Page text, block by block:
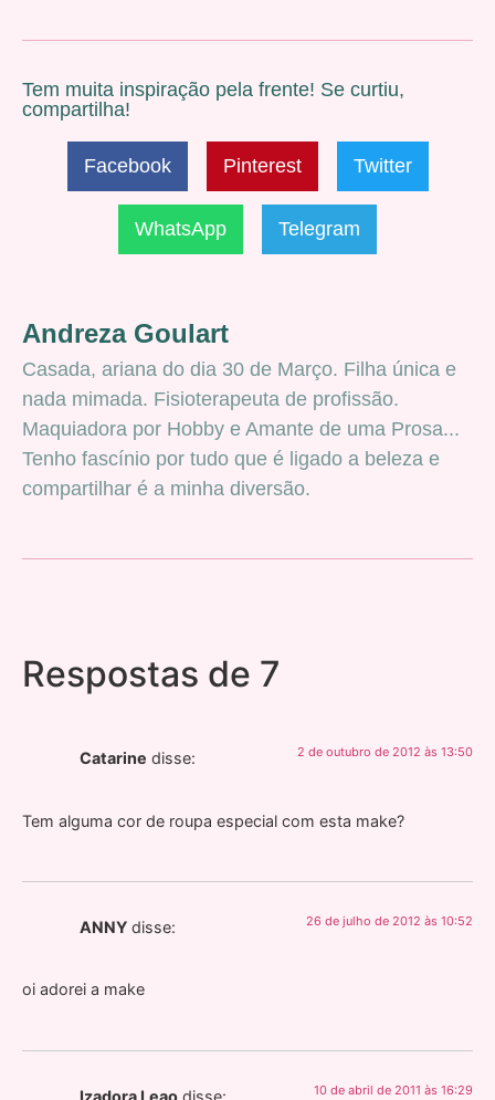
Tem muita inspiração pela frente! Se curtiu,
compartilha!
Facebook Pinterest Twitter
WhatsApp Telegram
Andreza Goulart
Casada, ariana do dia 30 de Março. Filha única e
nada mimada. Fisioterapeuta de profissão.
Maquiadora por Hobby e Amante de uma Prosa...
Tenho fascínio por tudo que é ligado a beleza e
compartilhar é a minha diversão.
Respostas de 7
Catarine disse: 2 de outubro de 2012 às 13:50
Tem alguma cor de roupa especial com esta make?
ANNY disse: 26 de julho de 2012 às 10:52
oi adorei a make
Izadora Leao disse: 10 de abril de 2011 às 16:29